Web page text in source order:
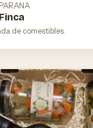
de comestibles.